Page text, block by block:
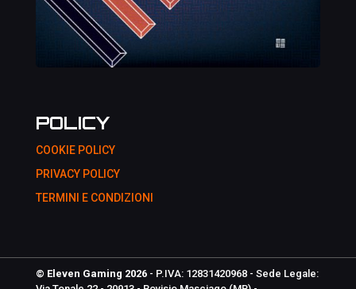
POLICY
COOKIE POLICY
PRIVACY POLICY
TERMINI E CONDIZIONI
© Eleven Gaming 2026 - P.IVA: 12831420968 - Sede Legale: